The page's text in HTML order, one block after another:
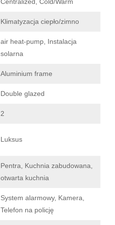
Klimatyzacja ciepło/zimno
air heat-pump, Instalacja
solarna
Aluminium frame
Double glazed
2
Luksus
Pentra, Kuchnia zabudowana,
otwarta kuchnia
System alarmowy, Kamera,
Telefon na policję